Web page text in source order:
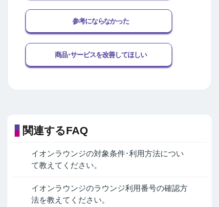
参考にならなかった
商品･サービスを改善してほしい
関連するFAQ
イオンラウンジの対象条件･利用方法につい
て教えてください。
イオンラウンジのラウンジ利用番号の確認方
法を教えてください。